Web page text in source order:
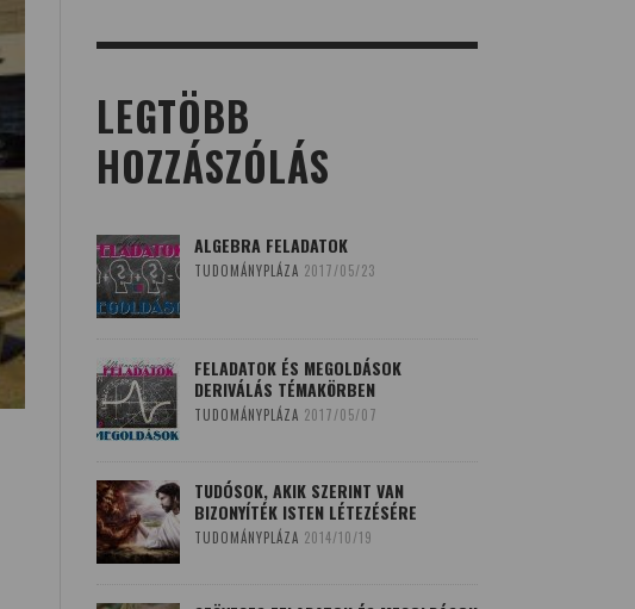
LEGTÖBB
HOZZÁSZÓLÁS
ALGEBRA FELADATOK
TUDOMÁNYPLÁZA 2017/05/23
FELADATOK ÉS MEGOLDÁSOK
DERIVÁLÁS TÉMAKÖRBEN
TUDOMÁNYPLÁZA 2017/05/07
TUDÓSOK, AKIK SZERINT VAN
BIZONYÍTÉK ISTEN LÉTEZÉSÉRE
TUDOMÁNYPLÁZA 2014/10/19